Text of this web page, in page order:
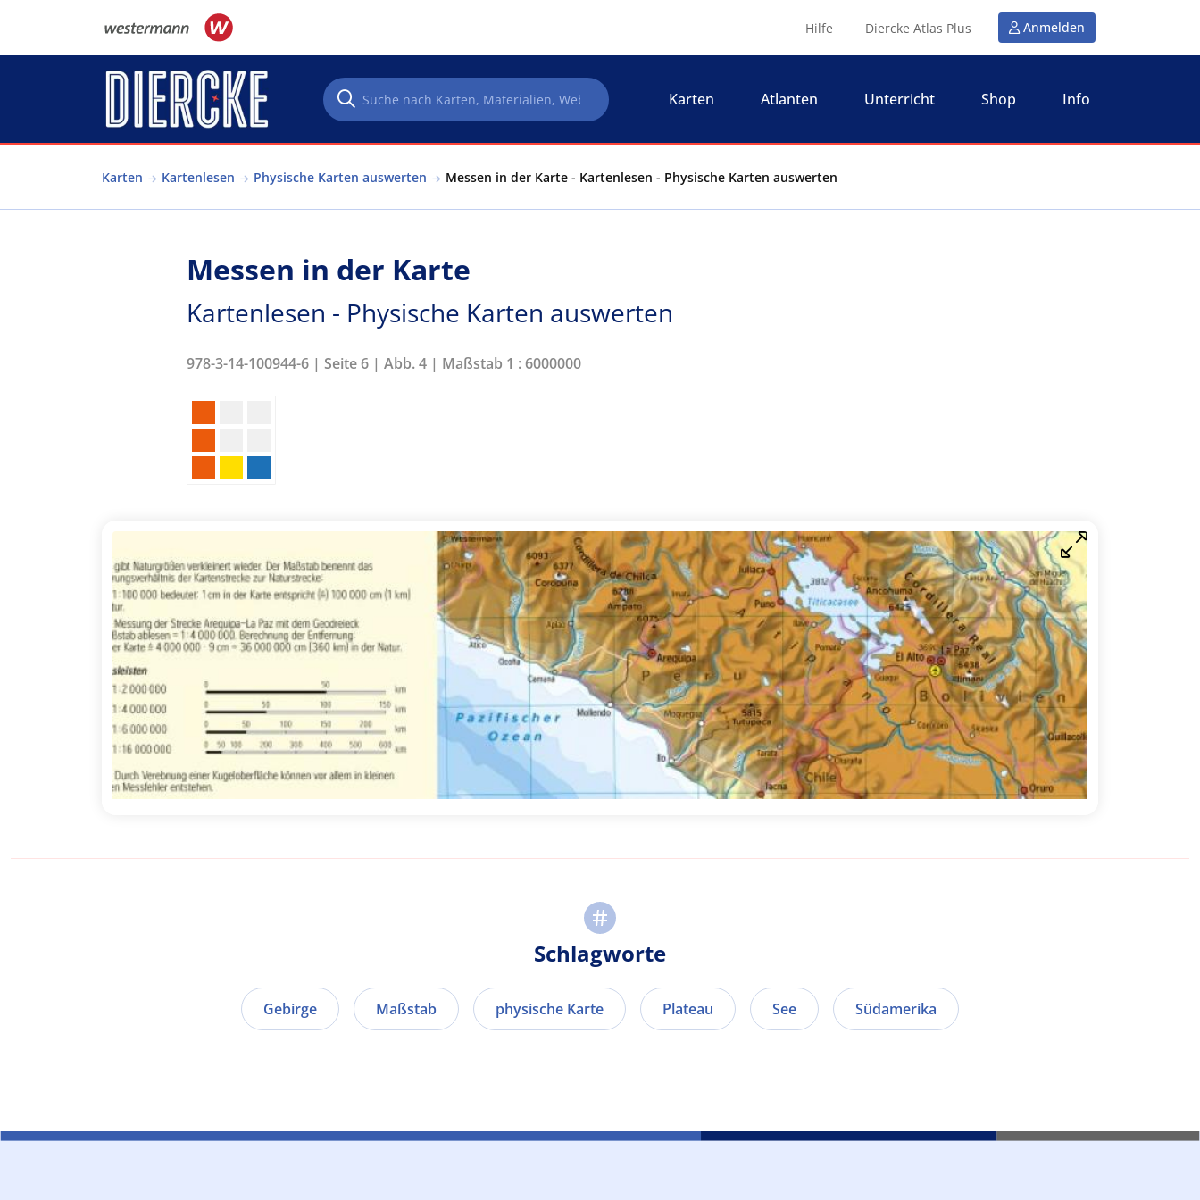
Hilfe Diercke Atlas Plus Anmelden
Karten Atlanten Unterricht Shop Info
Karten Kartenlesen Physische Karten auswerten Messen in der Karte - Kartenlesen - Physische Karten auswerten
Messen in der Karte
Kartenlesen - Physische Karten auswerten
978-3-14-100944-6 | Seite 6 | Abb. 4 | Maßstab 1 : 6000000
Schlagworte
Gebirge Maßstab physische Karte Plateau See Südamerika